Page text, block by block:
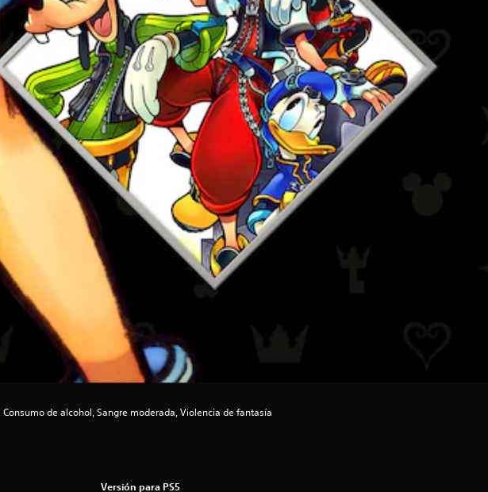
Consumo de alcohol, Sangre moderada, Violencia de fantasía
Versión para PS5